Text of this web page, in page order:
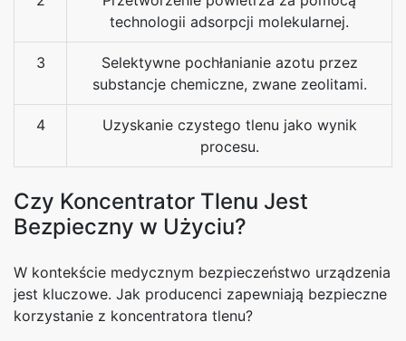
technologii adsorpcji molekularnej.
3
Selektywne pochłanianie azotu przez
substancje chemiczne, zwane zeolitami.
4
Uzyskanie czystego tlenu jako wynik
procesu.
Czy Koncentrator Tlenu Jest
Bezpieczny w Użyciu?
W kontekście medycznym bezpieczeństwo urządzenia
jest kluczowe. Jak producenci zapewniają bezpieczne
korzystanie z koncentratora tlenu?